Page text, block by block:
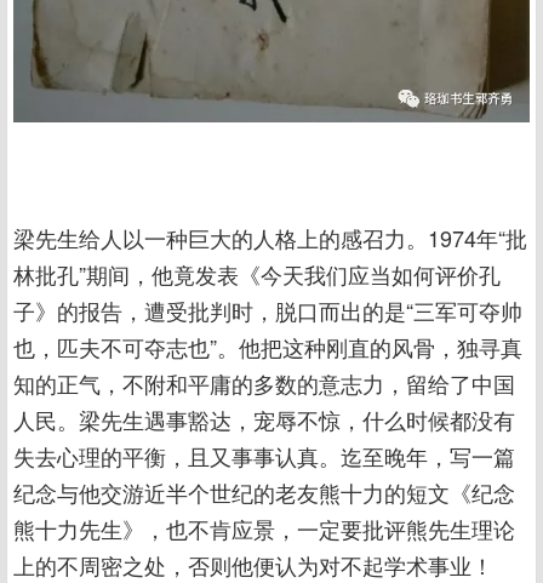
梁先生给人以一种巨大的人格上的感召力。1974年“批
林批孔”期间，他竟发表《今天我们应当如何评价孔
子》的报告，遭受批判时，脱口而出的是“三军可夺帅
也，匹夫不可夺志也”。他把这种刚直的风骨，独寻真
知的正气，不附和平庸的多数的意志力，留给了中国
人民。梁先生遇事豁达，宠辱不惊，什么时候都没有
失去心理的平衡，且又事事认真。迄至晚年，写一篇
纪念与他交游近半个世纪的老友熊十力的短文《纪念
熊十力先生》，也不肯应景，一定要批评熊先生理论
上的不周密之处，否则他便认为对不起学术事业！